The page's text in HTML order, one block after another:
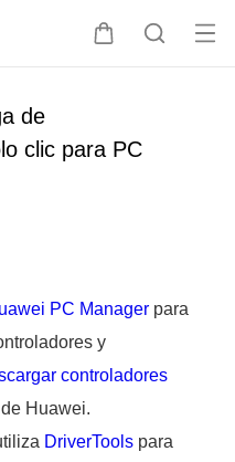
C
B
u
Ab
de
clic para PC
PC Manager para
y
controladores
Huawei.
DriverTools para